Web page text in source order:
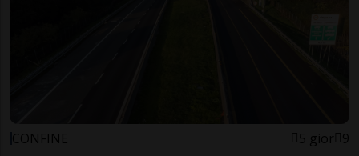
CONFINE 5 gior 9